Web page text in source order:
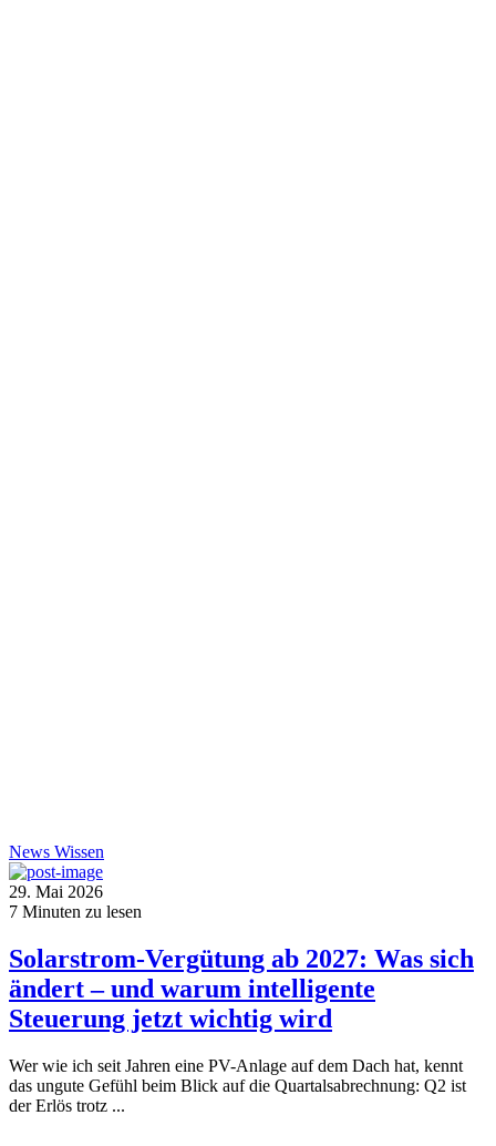
News Wissen
29. Mai 2026
7 Minuten zu lesen
Solarstrom-Vergütung ab 2027: Was sich
ändert – und warum intelligente
Steuerung jetzt wichtig wird
Wer wie ich seit Jahren eine PV-Anlage auf dem Dach hat, kennt
das ungute Gefühl beim Blick auf die Quartalsabrechnung: Q2 ist
der Erlös trotz ...